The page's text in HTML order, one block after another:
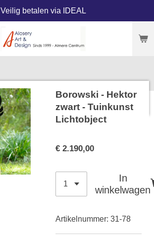
Veilig betalen via IDEAL
Borowski - Hektor
zwart - Tuinkunst
Lichtobject
€ 2.190,00
In
winkelwagen
Artikelnummer: 31-78